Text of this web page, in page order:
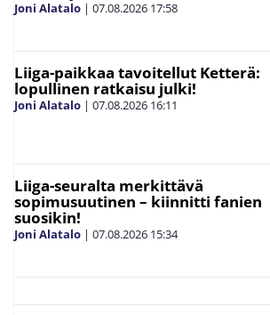
Joni Alatalo | 07.08.2026 17:58
Liiga-paikkaa tavoitellut Ketterä:
lopullinen ratkaisu julki!
Joni Alatalo | 07.08.2026 16:11
Liiga-seuralta merkittävä
sopimusuutinen – kiinnitti fanien
suosikin!
Joni Alatalo | 07.08.2026 15:34